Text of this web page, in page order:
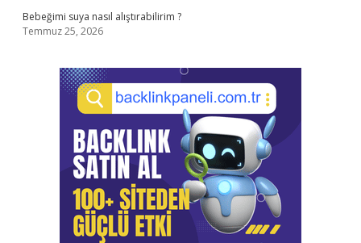
Bebeğimi suya nasıl alıştırabilirim ?
Temmuz 25, 2026